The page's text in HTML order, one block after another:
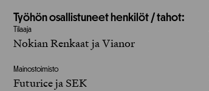
Työhön osallistuneet henkilöt / tahot:
Tilaaja
Nokian Renkaat ja Vianor
Mainostoimisto
Futurice ja SEK